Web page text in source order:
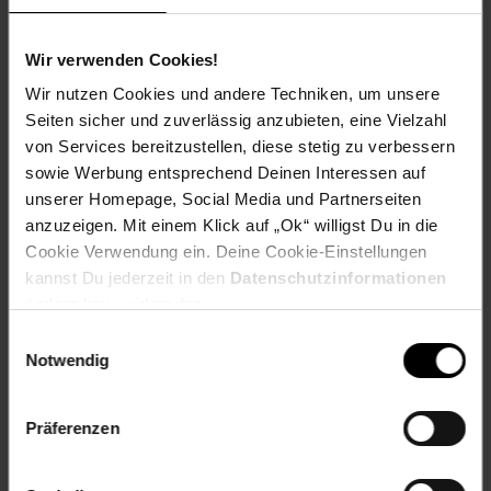
Wir verwenden Cookies!
Wir nutzen Cookies und andere Techniken, um unsere
Seiten sicher und zuverlässig anzubieten, eine Vielzahl
von Services bereitzustellen, diese stetig zu verbessern
sowie Werbung entsprechend Deinen Interessen auf
unserer Homepage, Social Media und Partnerseiten
anzuzeigen. Mit einem Klick auf „Ok“ willigst Du in die
Cookie Verwendung ein. Deine Cookie-Einstellungen
kannst Du jederzeit in den Datenschutzinformationen
Notwendig
Präferenzen
genug, um es bequem transportieren oder platzsparend
Die glatte Oberfläche des Bambusmaterials lässt sich
einfach reinigen. Ein feuchtes Tuch genügt, um das Tablett in
neuem Glanz erstrahlen zu lassen. Bambus ist zudem ein
nachhaltiger Rohstoff, der umweltfreundliche Produkte
garantiert.
Das klappbare Holztablett vereint Funktionalität, Stil und
Komfort. Es ist die perfekte Lösung für alle, die Flexibilität
Artikel gehört zur Kategorie: